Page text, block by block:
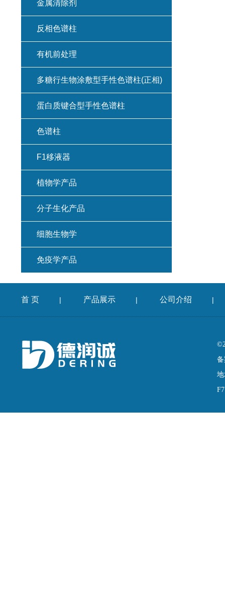
金属清除剂
反相色谱柱
有机前处理
多糖行生物涂敷型手性色谱柱(正相)
蛋白质键合型手性色谱柱
色谱柱
F1移液器
植物学产品
分子生化产品
细胞生物学
免疫学产品
首 页 | 产品展示 | 公司介绍 |
备